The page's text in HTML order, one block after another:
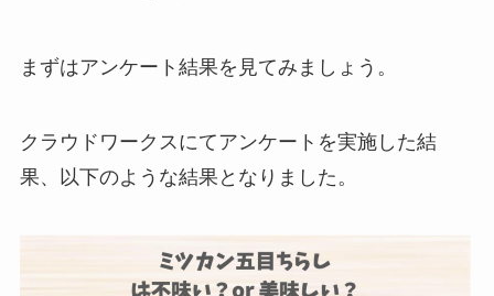
まずはアンケート結果を見てみましょう。
クラウドワークスにてアンケートを実施した結
果、以下のような結果となりました。